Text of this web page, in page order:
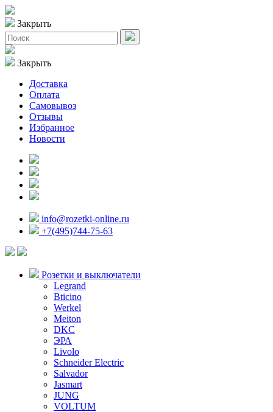
Закрыть
Закрыть
Доставка
Оплата
Самовывоз
Отзывы
Избранное
Новости
info@rozetki-online.ru
+7(495)744-75-63
Розетки и выключатели
Legrand
Bticino
Werkel
Meiton
DKC
ЭРА
Livolo
Schneider Electric
Salvador
Jasmart
JUNG
VOLTUM